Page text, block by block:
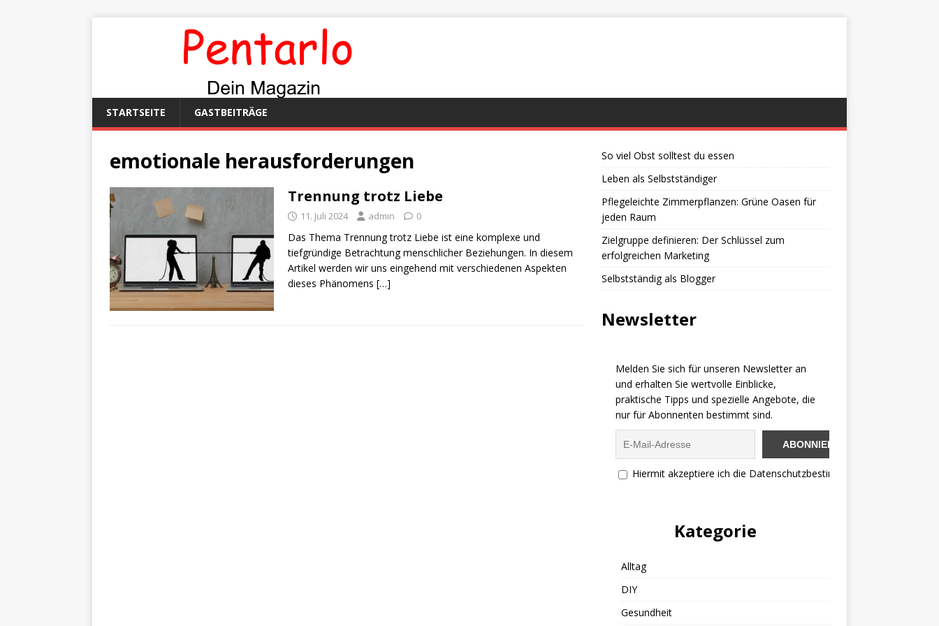
STARTSEITE GASTBEITRÄGE
emotionale herausforderungen
Trennung trotz Liebe
11. Juli 2024 admin 0
Das Thema Trennung trotz Liebe ist eine komplexe und
tiefgründige Betrachtung menschlicher Beziehungen. In diesem
Artikel werden wir uns eingehend mit verschiedenen Aspekten
dieses Phänomens […]
So viel Obst solltest du essen
Leben als Selbstständiger
Pflegeleichte Zimmerpflanzen: Grüne Oasen für
jeden Raum
Zielgruppe definieren: Der Schlüssel zum
erfolgreichen Marketing
Selbstständig als Blogger
Newsletter
Melden Sie sich für unseren Newsletter an
und erhalten Sie wertvolle Einblicke,
praktische Tipps und spezielle Angebote, die
nur für Abonnenten bestimmt sind.
Hiermit akzeptiere ich die Datenschutzbestimmungen
Kategorie
Alltag
DIY
Gesundheit